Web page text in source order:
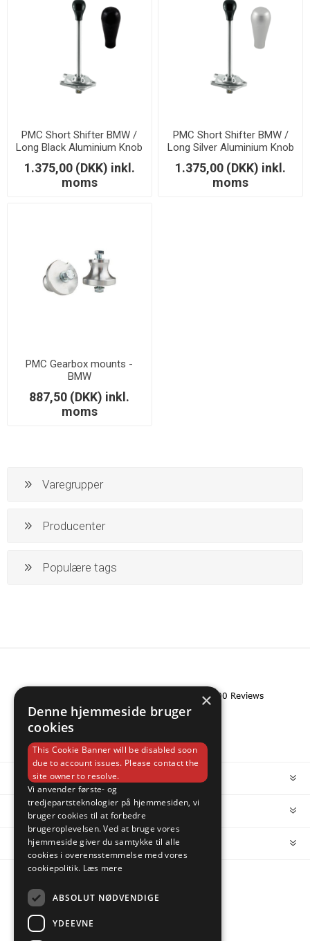
PMC Short Shifter BMW /
Long Black Aluminium Knob
1.375,00 (DKK) inkl.
moms
PMC Short Shifter BMW /
Long Silver Aluminium Knob
1.375,00 (DKK) inkl.
moms
PMC Gearbox mounts -
BMW
887,50 (DKK) inkl.
moms
Varegrupper
Producenter
Populære tags
MIN KONTO
KUNDESERVICE
FOLLOW US
×
Denne hjemmeside bruger
cookies
This Cookie Banner will be disabled soon
due to account issues. Please contact the
site owner to resolve.
Vi anvender første- og
tredjepartsteknologier på hjemmesiden, vi
bruger cookies til at forbedre
brugeroplevelsen. Ved at bruge vores
hjemmeside giver du samtykke til alle
cookies i overensstemmelse med vores
cookiepolitik. Læs mere
ABSOLUT NØDVENDIGE
YDEEVNE